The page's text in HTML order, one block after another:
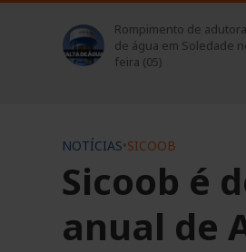
Rompimento de
de água em Soledade
feira (05)
NOTÍCIAS•SICOOB
Sicoob é
anual de